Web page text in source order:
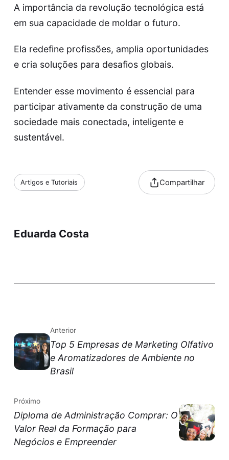
A importância da revolução tecnológica está
em sua capacidade de moldar o futuro.
Ela redefine profissões, amplia oportunidades
e cria soluções para desafios globais.
Entender esse movimento é essencial para
participar ativamente da construção de uma
sociedade mais conectada, inteligente e
sustentável.
Artigos e Tutoriais Compartilhar
Eduarda Costa
Anterior
Top 5 Empresas de Marketing Olfativo
e Aromatizadores de Ambiente no
Brasil
Próximo
Diploma de Administração Comprar: O
Valor Real da Formação para
Negócios e Empreender